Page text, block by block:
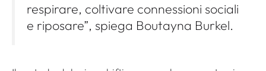
respirare, coltivare connessioni sociali
e riposare”, spiega Boutayna Burkel.